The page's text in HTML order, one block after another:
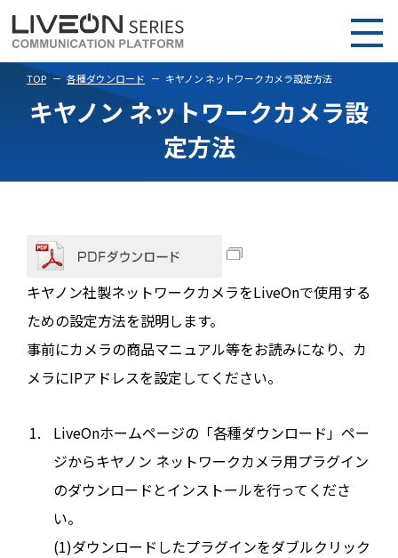
TOP 各種ダウンロード キヤノン ネットワークカメラ設定方法
キヤノン ネットワークカメラ設
定方法
キヤノン社製ネットワークカメラをLiveOnで使用する
ための設定方法を説明します。
事前にカメラの商品マニュアル等をお読みになり、カ
メラにIPアドレスを設定してください。
LiveOnホームページの「各種ダウンロード」ペー
ジからキヤノン ネットワークカメラ用プラグイン
のダウンロードとインストールを行ってくださ
い。
(1)ダウンロードしたプラグインをダブルクリック